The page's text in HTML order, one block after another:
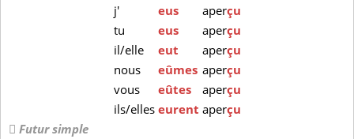
j'
eus aperçu
tu
eus aperçu
il/elle
eut aperçu
nous
eûmes aperçu
vous
eûtes aperçu
ils/elles eurent aperçu
Futur simple